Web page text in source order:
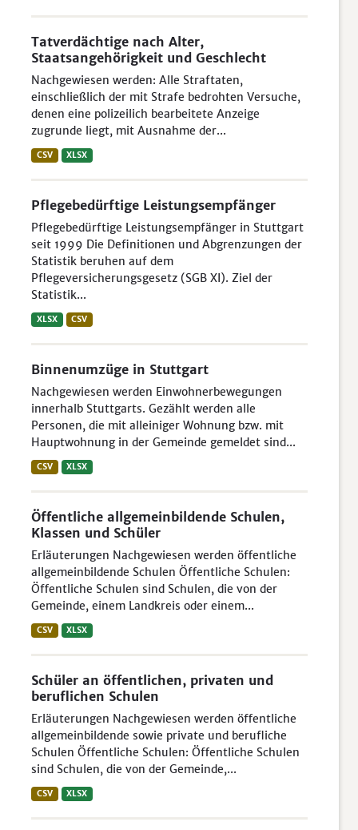
Tatverdächtige nach Alter,
Staatsangehörigkeit und Geschlecht
Nachgewiesen werden: Alle Straftaten,
einschließlich der mit Strafe bedrohten Versuche,
denen eine polizeilich bearbeitete Anzeige
zugrunde liegt, mit Ausnahme der...
CSV XLSX
Pflegebedürftige Leistungsempfänger
Pflegebedürftige Leistungsempfänger in Stuttgart
seit 1999 Die Definitionen und Abgrenzungen der
Statistik beruhen auf dem
Pflegeversicherungsgesetz (SGB XI). Ziel der
Statistik...
XLSX CSV
Binnenumzüge in Stuttgart
Nachgewiesen werden Einwohnerbewegungen
innerhalb Stuttgarts. Gezählt werden alle
Personen, die mit alleiniger Wohnung bzw. mit
Hauptwohnung in der Gemeinde gemeldet sind...
CSV XLSX
Öffentliche allgemeinbildende Schulen,
Klassen und Schüler
Erläuterungen Nachgewiesen werden öffentliche
allgemeinbildende Schulen Öffentliche Schulen:
Öffentliche Schulen sind Schulen, die von der
Gemeinde, einem Landkreis oder einem...
CSV XLSX
Schüler an öffentlichen, privaten und
beruflichen Schulen
Erläuterungen Nachgewiesen werden öffentliche
allgemeinbildende sowie private und berufliche
Schulen Öffentliche Schulen: Öffentliche Schulen
sind Schulen, die von der Gemeinde,...
CSV XLSX